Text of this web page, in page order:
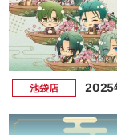
池袋店 2025